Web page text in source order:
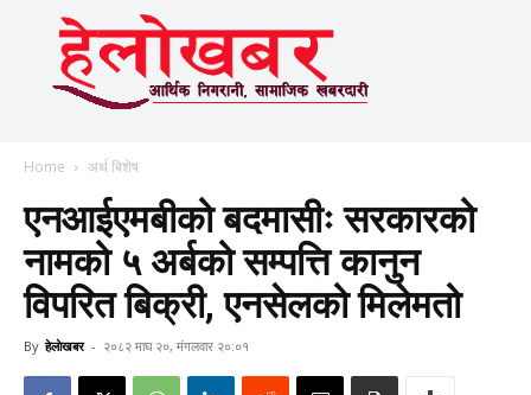
Home अर्थ बिशेष
एनआईएमबीको बदमासीः सरकारको
नामको ५ अर्बको सम्पत्ति कानुन
विपरित बिक्री, एनसेलको मिलेमतो
By हेलाेखबर - २०८२ माघ २०, मंगलवार २०:०१